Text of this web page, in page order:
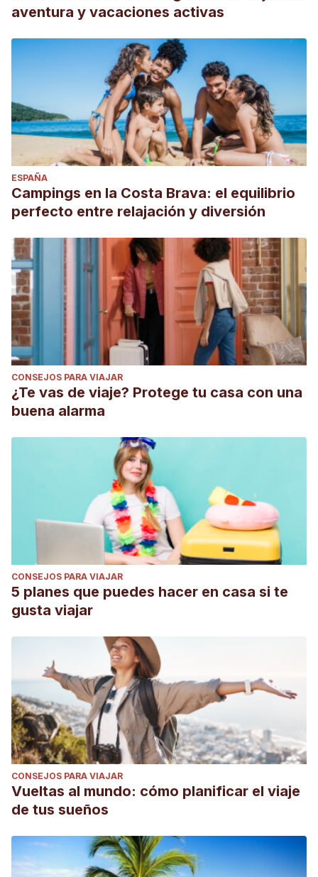
aventura y vacaciones activas
ESPAÑA
Campings en la Costa Brava: el equilibrio
perfecto entre relajación y diversión
CONSEJOS PARA VIAJAR
¿Te vas de viaje? Protege tu casa con una
buena alarma
CONSEJOS PARA VIAJAR
5 planes que puedes hacer en casa si te
gusta viajar
CONSEJOS PARA VIAJAR
Vueltas al mundo: cómo planificar el viaje
de tus sueños